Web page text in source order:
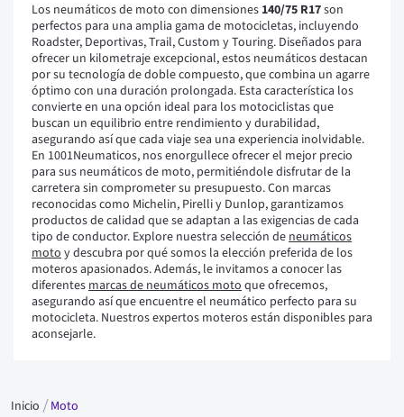
Los neumáticos de moto con dimensiones 140/75 R17son
perfectos para una amplia gama de motocicletas, incluyendo
Roadster, Deportivas, Trail, Custom y Touring. Diseñados para
ofrecer un kilometraje excepcional, estos neumáticos destacan
por su tecnología de doble compuesto, que combina un agarre
óptimo con una duración prolongada. Esta característica los
convierte en una opción ideal para los motociclistas que
buscan un equilibrio entre rendimiento y durabilidad,
asegurando así que cada viaje sea una experiencia inolvidable.
En 1001Neumaticos, nos enorgullece ofrecer el mejor precio
para sus neumáticos de moto, permitiéndole disfrutar de la
carretera sin comprometer su presupuesto. Con marcas
reconocidas como Michelin, Pirelli y Dunlop, garantizamos
productos de calidad que se adaptan a las exigencias de cada
tipo de conductor. Explore nuestra selección deneumáticos
motoy descubra por qué somos la elección preferida de los
moteros apasionados. Además, le invitamos a conocer las
diferentesmarcas de neumáticos motoque ofrecemos,
asegurando así que encuentre el neumático perfecto para su
motocicleta. Nuestros expertos moteros están disponibles para
aconsejarle.
Inicio Moto